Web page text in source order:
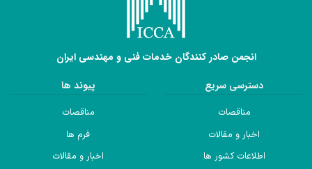
انجمن صادر کنندگان خدمات فنی و مهندسی ایران
دسترسی سریع
مناقصات
اخبار و مقالات
اطلاعات کشور ها
پیوند ها
مناقصات
فرم ها
اخبار و مقالات